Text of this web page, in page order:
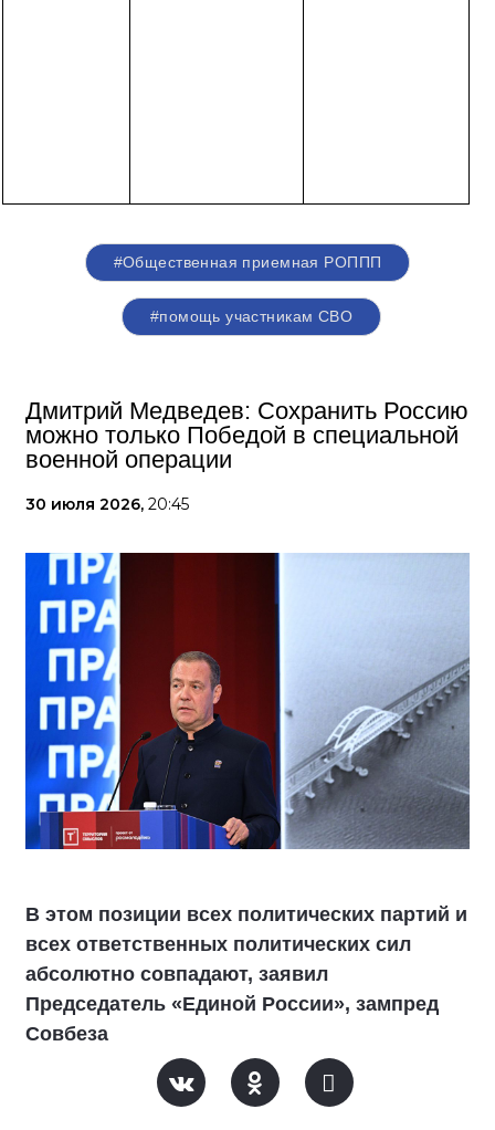
#Общественная приемная РОППП
#помощь участникам СВО
Дмитрий Медведев: Сохранить Россию
можно только Победой в специальной
военной операции
30 июля 2026, 20:45
В этом позиции всех политических партий и
всех ответственных политических сил
абсолютно совпадают, заявил
Председатель «Единой России», зампред
Совбеза